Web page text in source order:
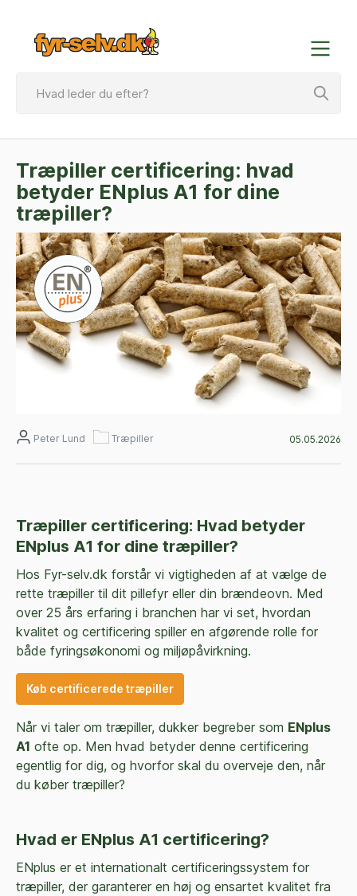
Træpiller certificering: hvad
betyder ENplus A1 for dine
træpiller?
Peter Lund Træpiller 05.05.2026
Træpiller certificering: Hvad betyder
ENplus A1 for dine træpiller?
Hos Fyr-selv.dk forstår vi vigtigheden af at vælge de
rette træpiller til dit pillefyr eller din brændeovn. Med
over 25 års erfaring i branchen har vi set, hvordan
kvalitet og certificering spiller en afgørende rolle for
både fyringsøkonomi og miljøpåvirkning.
Køb certificerede træpiller
Når vi taler om træpiller, dukker begreber som ENplus
A1 ofte op. Men hvad betyder denne certificering
egentlig for dig, og hvorfor skal du overveje den, når
du køber træpiller?
Hvad er ENplus A1 certificering?
ENplus er et internationalt certificeringssystem for
træpiller, der garanterer en høj og ensartet kvalitet fra